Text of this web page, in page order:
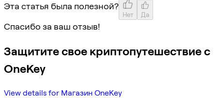
Эта статья была полезной?
Нет Да
Спасибо за ваш отзыв!
Защитите свое криптопутешествие с
OneKey
View details for Магазин OneKey